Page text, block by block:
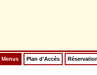
Menus Plan d'Accès